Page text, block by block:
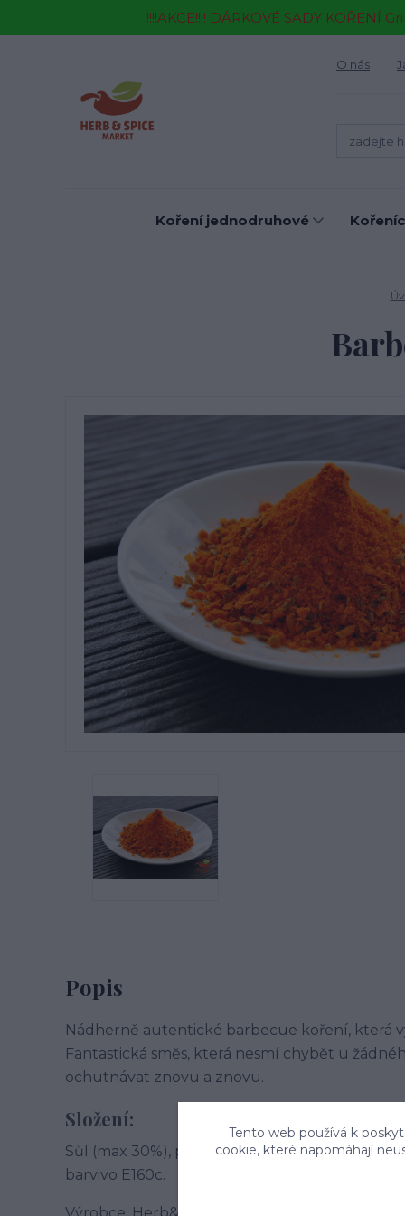
!!!!AKCE!!!! DÁRKOVÉ SADY KOŘENÍ
O nás
Koření jednodruhové
Popis
Nádherně autentické barbecue koření, která
Fantastická směs, která nesmí chybět u
ochutnávat znovu a znovu.
Složení:
Sůl (max 30%), paprika, dextróza, cibule,
barvivo E160c.
Výrobce: Herb&Spice market s.r.o. ,
Tento web používá k
cookie, které napomáhají